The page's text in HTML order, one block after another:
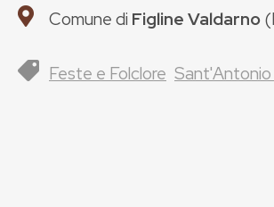
Comune di Figline Valdarno(
Feste e Folclore